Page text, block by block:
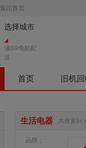
返回首页
选择城市
满69免邮配
送
首页 旧机
生活电器 共搜索到
品牌：